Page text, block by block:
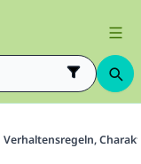
Verhaltensregeln,